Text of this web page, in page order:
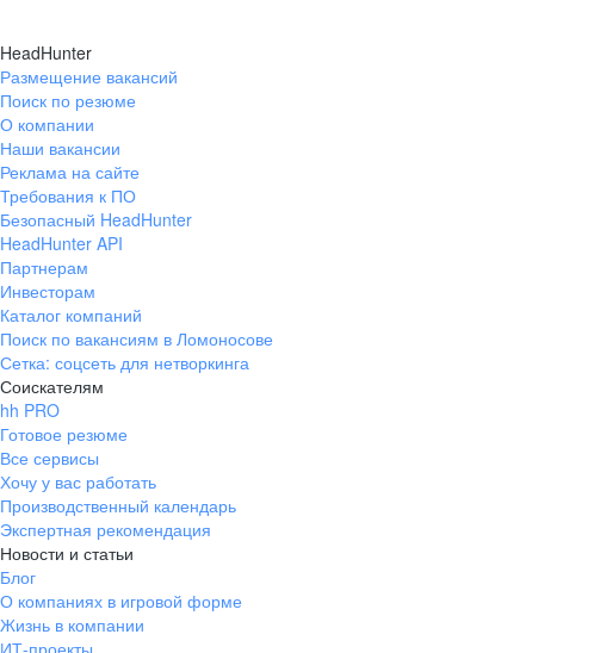
HeadHunter
Размещение вакансий
Поиск по резюме
О компании
Наши вакансии
Реклама на сайте
Требования к ПО
Безопасный HeadHunter
HeadHunter API
Партнерам
Инвесторам
Каталог компаний
Поиск по вакансиям в Ломоносове
Сетка: соцсеть для нетворкинга
Соискателям
hh PRO
Готовое резюме
Все сервисы
Хочу у вас работать
Производственный календарь
Экспертная рекомендация
Новости и статьи
Блог
О компаниях в игровой форме
Жизнь в компании
ИТ-проекты